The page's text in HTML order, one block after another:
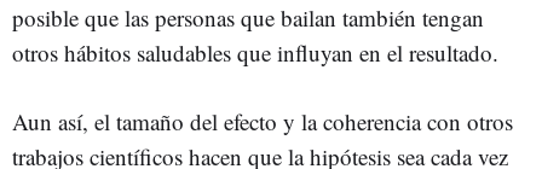
posible que las personas que bailan también tengan
otros hábitos saludables que influyan en el resultado.
Aun así, el tamaño del efecto y la coherencia con otros
trabajos científicos hacen que la hipótesis sea cada vez